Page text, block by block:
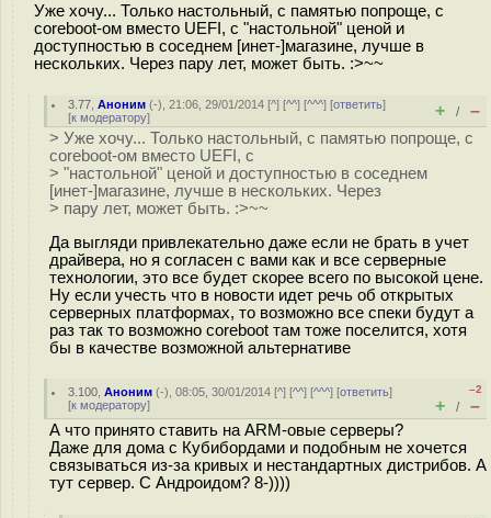
Уже хочу... Только настольный, с памятью попроще, с
coreboot-ом вместо UEFI, с "настольной" ценой и
доступностью в соседнем [инет-]магазине, лучше в
нескольких. Через пару лет, может быть. :>~~
3.77 ,Аноним (-), 21:06, 29/01/2014 [^] [^^] [^^^] [ответить]
[к модератору] + / –
> Уже хочу... Только настольный, с памятью попроще, с
coreboot-ом вместо UEFI, с
> "настольной" ценой и доступностью в соседнем
[инет-]магазине, лучше в нескольких. Через
> пару лет, может быть. :>~~
Да выгляди привлекательно даже если не брать в учет
драйвера, но я согласен с вами как и все серверные
технологии, это все будет скорее всего по высокой цене.
Ну если учесть что в новости идет речь об открытых
серверных платформах, то возможно все спеки будут а
раз так то возможно coreboot там тоже поселится, хотя
бы в качестве возможной альтернативе
3.100 ,Аноним (-), 08:05, 30/01/2014 [^] [^^] [^^^] [ответить]
[к модератору]
–2
+ / –
А что принято ставить на ARM-овые серверы?
Даже для дома с Кубибордами и подобным не хочется
связываться из-за кривых и нестандартных дистрибов. А
тут сервер. С Андроидом? 8-))))